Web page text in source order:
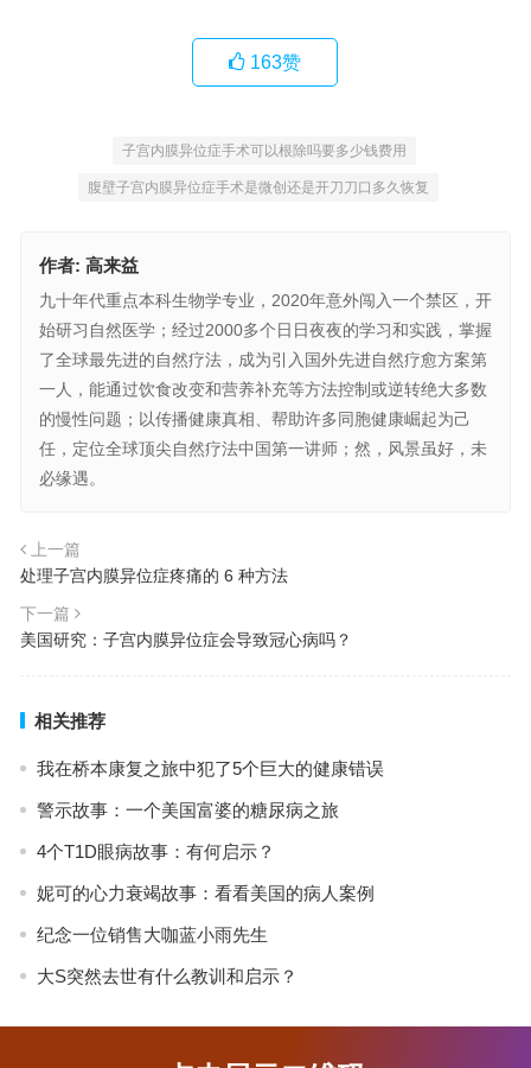
163赞
子宫内膜异位症手术可以根除吗要多少钱费用
腹壁子宫内膜异位症手术是微创还是开刀刀口多久恢复
作者: 高来益
九十年代重点本科生物学专业，2020年意外闯入一个禁区，开
始研习自然医学；经过2000多个日日夜夜的学习和实践，掌握
了全球最先进的自然疗法，成为引入国外先进自然疗愈方案第
一人，能通过饮食改变和营养补充等方法控制或逆转绝大多数
的慢性问题；以传播健康真相、帮助许多同胞健康崛起为己
任，定位全球顶尖自然疗法中国第一讲师；然，风景虽好，未
必缘遇。
上一篇
处理子宫内膜异位症疼痛的 6 种方法
下一篇
美国研究：子宫内膜异位症会导致冠心病吗？
相关推荐
我在桥本康复之旅中犯了5个巨大的健康错误
警示故事：一个美国富婆的糖尿病之旅
4个T1D眼病故事：有何启示？
妮可的心力衰竭故事：看看美国的病人案例
纪念一位销售大咖蓝小雨先生
大S突然去世有什么教训和启示？